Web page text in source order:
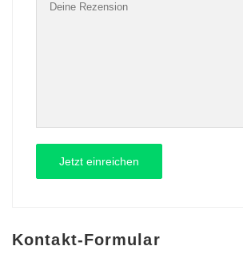
Kontakt-Formular